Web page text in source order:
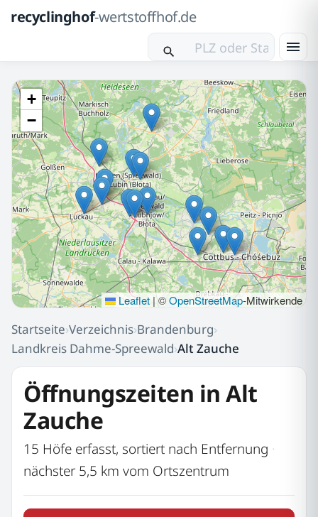
recyclinghof-wertstoffhof.de
+
−
Leaflet |©OpenStreetMap-Mitwirkende
Startseite›Verzeichnis›Brandenburg›
Landkreis Dahme-Spreewald›Alt Zauche
Öffnungszeiten in Alt
Zauche
15 Höfe erfasst, sortiert nach Entfernung ·
nächster 5,5 km vom Ortszentrum